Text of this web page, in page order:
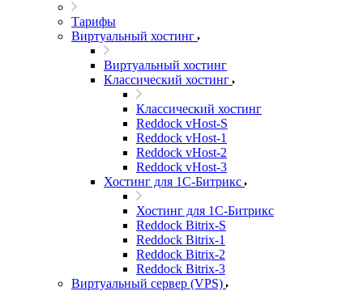
Тарифы
Виртуальный хостинг
Виртуальный хостинг
Классический хостинг
Классический хостинг
Reddock vHost-S
Reddock vHost-1
Reddock vHost-2
Reddock vHost-3
Хостинг для 1С-Битрикс
Хостинг для 1С-Битрикс
Reddock Bitrix-S
Reddock Bitrix-1
Reddock Bitrix-2
Reddock Bitrix-3
Виртуальный сервер (VPS)